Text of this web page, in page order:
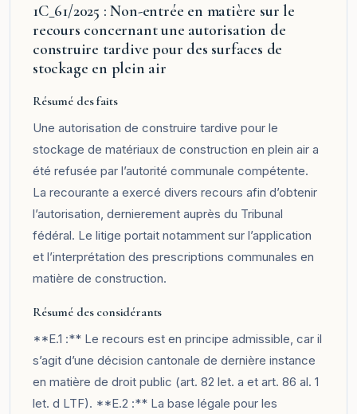
1C_61/2025 : Non-entrée en matière sur le
recours concernant une autorisation de
construire tardive pour des surfaces de
stockage en plein air
Résumé des faits
Une autorisation de construire tardive pour le
stockage de matériaux de construction en plein air a
été refusée par l’autorité communale compétente.
La recourante a exercé divers recours afin d’obtenir
l’autorisation, dernierement auprès du Tribunal
fédéral. Le litige portait notamment sur l’application
et l’interprétation des prescriptions communales en
matière de construction.
Résumé des considérants
**E.1 :** Le recours est en principe admissible, car il
s’agit d’une décision cantonale de dernière instance
en matière de droit public (art. 82 let. a et art. 86 al. 1
let. d LTF). **E.2 :** La base légale pour les